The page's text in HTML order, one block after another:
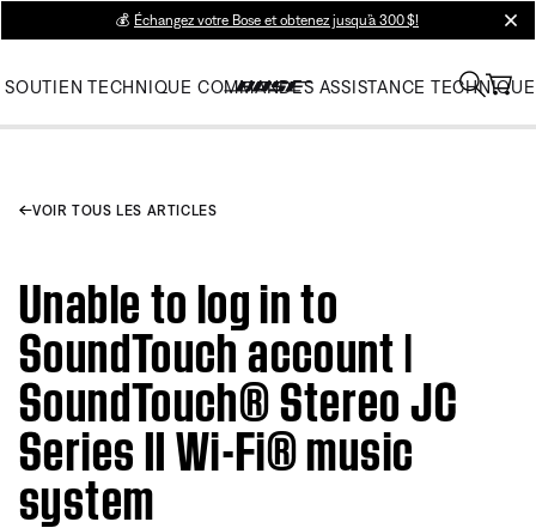
💰 Échangez votre Bose et obtenez jusqu’à 300 $!
SOUTIEN TECHNIQUE COMMANDES ASSISTANCE TECHNIQUE
VOIR TOUS LES ARTICLES
Unable to log in to
SoundTouch account |
SoundTouch® Stereo JC
Series II Wi-Fi® music
system